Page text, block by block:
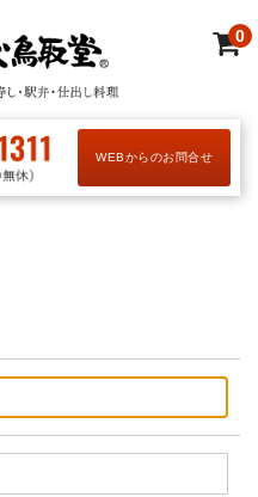
WEBからのお問合せ
0